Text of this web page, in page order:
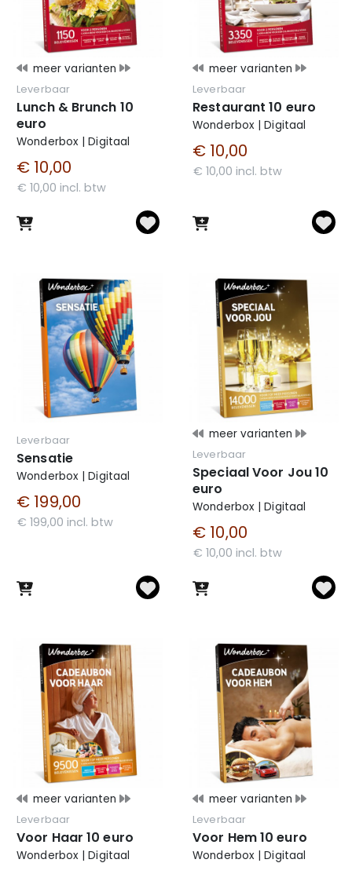
meer varianten
Leverbaar
Lunch & Brunch 10
euro
Wonderbox | Digitaal
€ 10,00
€ 10,00 incl. btw
meer varianten
Leverbaar
Restaurant 10 euro
Wonderbox | Digitaal
€ 10,00
€ 10,00 incl. btw
Leverbaar
Sensatie
Wonderbox | Digitaal
€ 199,00
€ 199,00 incl. btw
meer varianten
Leverbaar
Speciaal Voor Jou 10
euro
Wonderbox | Digitaal
€ 10,00
€ 10,00 incl. btw
meer varianten
Leverbaar
Voor Haar 10 euro
Wonderbox | Digitaal
meer varianten
Leverbaar
Voor Hem 10 euro
Wonderbox | Digitaal